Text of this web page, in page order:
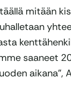
mitään
saaneet
aikana”,